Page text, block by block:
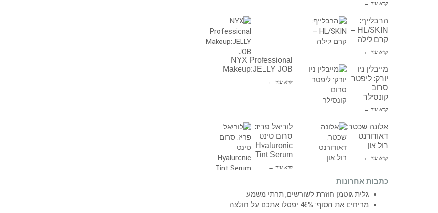
קרא עוד ←
NYX Professional
Makeup:JELLY JOB
קרא עוד ←
הרבלייף:
HL/SKIN –
קרם לילה
קרא עוד ←
מייבלין ניו
יורק: ליפטר
סרום
קונסילר
קרא עוד ←
לוריאל פריז:
סרום טינט
Hyaluronic
Tint Serum
קרא עוד ←
אלונה שכטר:
דאודורנט
רול און
קרא עוד ←
כתבות אחרונות
גלית גוטמן חוזרת לשורשים, תרתי משמע
מריחים את הסוף: 46% יפסלו אתכם על חולצה